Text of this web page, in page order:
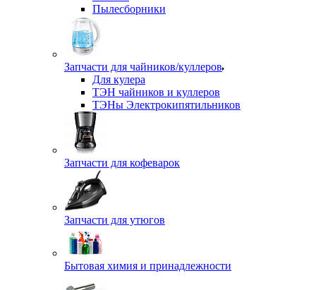
Пылесборники
Запчасти для чайников/куллеров
Для кулера
ТЭН чайников и куллеров
ТЭНы Электрокипятильников
Запчасти для кофеварок
Запчасти для утюгов
Бытовая химия и принадлежности